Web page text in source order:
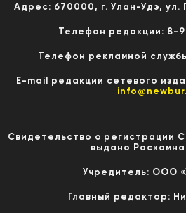
Адрес: 670000, г. Улан-Удэ,
Телефон редакции: 8-
Телефон рекламной
E-mail редакции сетевого
Свидетельство о
выдано
Учредитель: ООО
Главный редактор: